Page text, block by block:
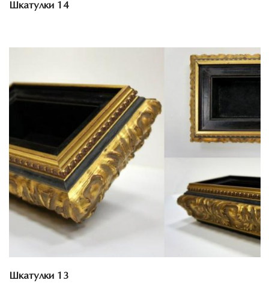
Шкатулки 14
Смотреть проект
Шкатулки 13